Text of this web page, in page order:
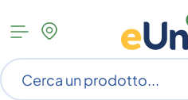
Apri
menu
categorie